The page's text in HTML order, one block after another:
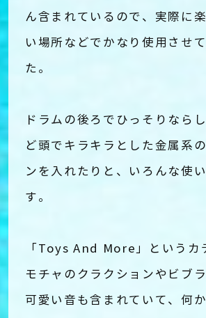
ん含まれているので、実際に
い場所などでかなり使用させ
た。
ドラムの後ろでひっそりなら
ど頭でキラキラとした金属系
ンを入れたりと、いろんな使
す。
「Toys And More」というカ
モチャのクラクションやビブ
可愛い音も含まれていて、何